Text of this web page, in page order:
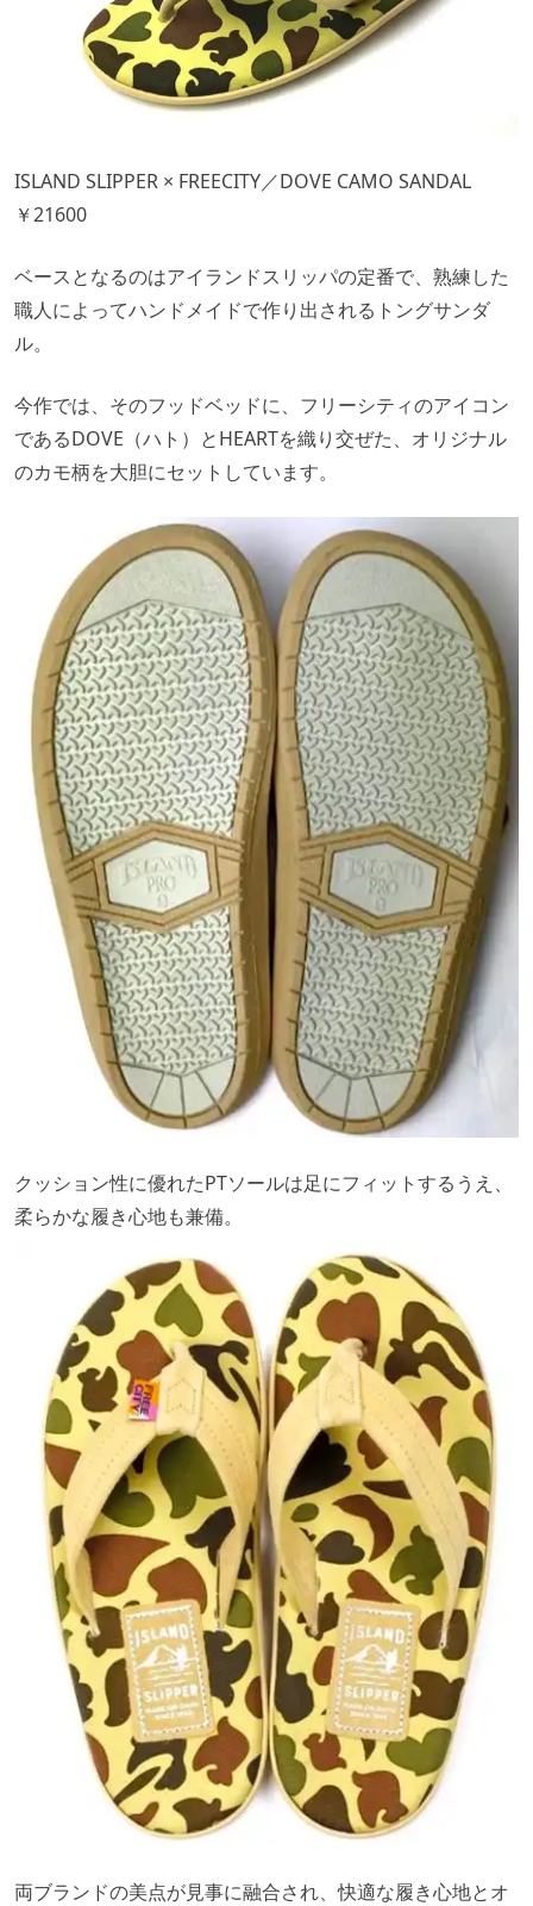
ISLAND SLIPPER × FREECITY／DOVE CAMO SANDAL
￥21600
ベースとなるのはアイランドスリッパの定番で、熟練した
職人によってハンドメイドで作り出されるトングサンダ
ル。
今作では、そのフッドベッドに、フリーシティのアイコン
であるDOVE（ハト）とHEARTを織り交ぜた、オリジナル
のカモ柄を大胆にセットしています。
クッション性に優れたPTソールは足にフィットするうえ、
柔らかな履き心地も兼備。
両ブランドの美点が見事に融合され、快適な履き心地とオ